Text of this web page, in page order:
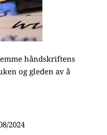
håndskriftens
og gleden av å
2024